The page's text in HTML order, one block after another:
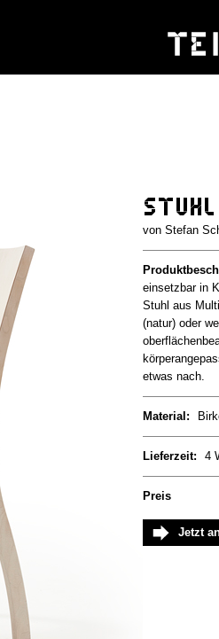
Stuhl
Stefan
einsetzbar in
Stuhl aus
(natur) oder
etwas nach.
Material:
Lieferzeit: 4
Preis
Jetzt